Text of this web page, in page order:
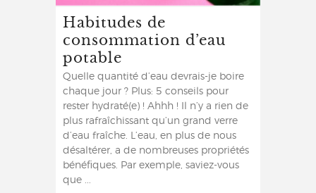
Habitudes de
consommation d’eau
potable
Quelle quantité d’eau devrais-je boire
chaque jour ? Plus: 5 conseils pour
rester hydraté(e) ! Ahhh ! Il n’y a rien de
plus rafraîchissant qu’un grand verre
d’eau fraîche. L’eau, en plus de nous
désaltérer, a de nombreuses propriétés
bénéfiques. Par exemple, saviez-vous
que ...